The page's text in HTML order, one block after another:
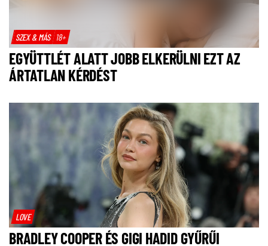
SZEX & MÁS 18+
EGYÜTTLÉT ALATT JOBB ELKERÜLNI EZT AZ
ÁRTATLAN KÉRDÉST
LOVE
BRADLEY COOPER ÉS GIGI HADID GYŰRŰI